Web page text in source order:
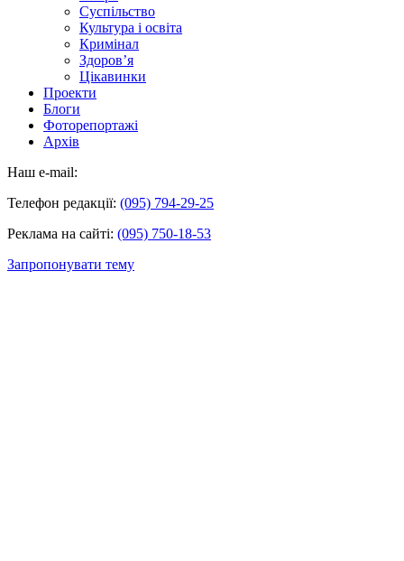
Суспільство
Культура і освіта
Кримінал
Здоров’я
Цікавинки
Проекти
Блоги
Фоторепортажі
Архів
Наш e-mail:
Телефон редакції: (095) 794-29-25
Реклама на сайті: (095) 750-18-53
Запропонувати тему